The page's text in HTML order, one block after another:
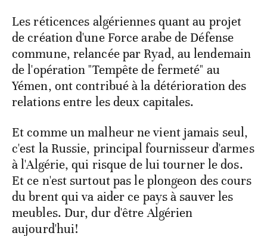
Les réticences algériennes quant au projet
de création d'une Force arabe de Défense
commune, relancée par Ryad, au lendemain
de l'opération "Tempête de fermeté" au
Yémen, ont contribué à la détérioration des
relations entre les deux capitales.
Et comme un malheur ne vient jamais seul,
c'est la Russie, principal fournisseur d'armes
à l'Algérie, qui risque de lui tourner le dos.
Et ce n'est surtout pas le plongeon des cours
du brent qui va aider ce pays à sauver les
meubles. Dur, dur d'être Algérien
aujourd'hui!